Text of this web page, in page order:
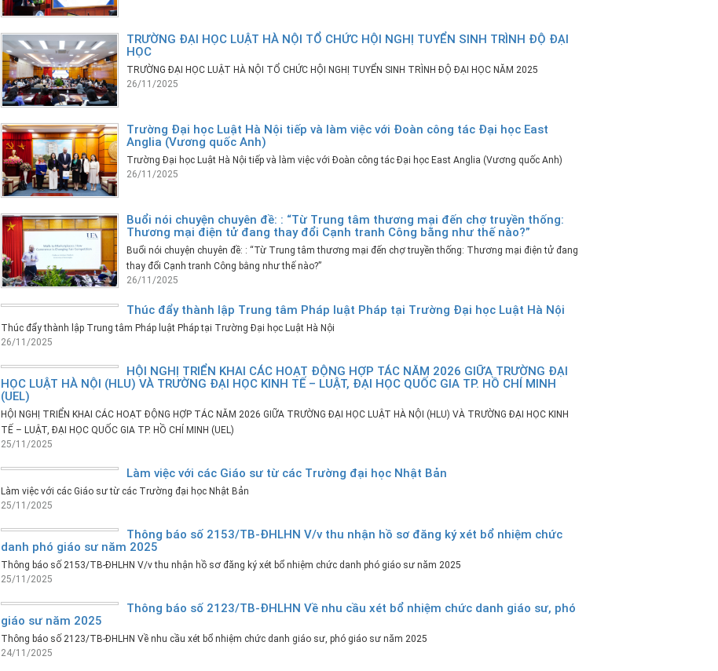
TRƯỜNG ĐẠI HỌC LUẬT HÀ NỘI TỔ CHỨC HỘI NGHỊ TUYỂN SINH TRÌNH ĐỘ ĐẠI
HỌC
TRƯỜNG ĐẠI HỌC LUẬT HÀ NỘI TỔ CHỨC HỘI NGHỊ TUYỂN SINH TRÌNH ĐỘ ĐẠI HỌC NĂM 2025
26/11/2025
Trường Đại học Luật Hà Nội tiếp và làm việc với Đoàn công tác Đại học East
Anglia (Vương quốc Anh)
Trường Đại học Luật Hà Nội tiếp và làm việc với Đoàn công tác Đại học East Anglia (Vương quốc Anh)
26/11/2025
Buổi nói chuyện chuyên đề: : “Từ Trung tâm thương mại đến chợ truyền thống:
Thương mại điện tử đang thay đổi Cạnh tranh Công bằng như thế nào?”
Buổi nói chuyện chuyên đề: : “Từ Trung tâm thương mại đến chợ truyền thống: Thương mại điện tử đang
thay đổi Cạnh tranh Công bằng như thế nào?”
26/11/2025
Thúc đẩy thành lập Trung tâm Pháp luật Pháp tại Trường Đại học Luật Hà Nội
Thúc đẩy thành lập Trung tâm Pháp luật Pháp tại Trường Đại học Luật Hà Nội
26/11/2025
HỘI NGHỊ TRIỂN KHAI CÁC HOẠT ĐỘNG HỢP TÁC NĂM 2026 GIỮA TRƯỜNG ĐẠI
HỌC LUẬT HÀ NỘI (HLU) VÀ TRƯỜNG ĐẠI HỌC KINH TẾ – LUẬT, ĐẠI HỌC QUỐC GIA TP. HỒ CHÍ MINH
(UEL)
HỘI NGHỊ TRIỂN KHAI CÁC HOẠT ĐỘNG HỢP TÁC NĂM 2026 GIỮA TRƯỜNG ĐẠI HỌC LUẬT HÀ NỘI (HLU) VÀ TRƯỜNG ĐẠI HỌC KINH
TẾ – LUẬT, ĐẠI HỌC QUỐC GIA TP. HỒ CHÍ MINH (UEL)
25/11/2025
Làm việc với các Giáo sư từ các Trường đại học Nhật Bản
Làm việc với các Giáo sư từ các Trường đại học Nhật Bản
25/11/2025
Thông báo số 2153/TB-ĐHLHN V/v thu nhận hồ sơ đăng ký xét bổ nhiệm chức
danh phó giáo sư năm 2025
Thông báo số 2153/TB-ĐHLHN V/v thu nhận hồ sơ đăng ký xét bổ nhiệm chức danh phó giáo sư năm 2025
25/11/2025
Thông báo số 2123/TB-ĐHLHN Về nhu cầu xét bổ nhiệm chức danh giáo sư, phó
giáo sư năm 2025
Thông báo số 2123/TB-ĐHLHN Về nhu cầu xét bổ nhiệm chức danh giáo sư, phó giáo sư năm 2025
24/11/2025